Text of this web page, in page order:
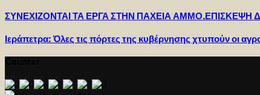
ΣΥΝΕΧΙΖΟΝΤΑΙ ΤΑ ΕΡΓΑ ΣΤΗΝ ΠΑΧΕΙΑ
Ιεράπετρα: Όλες τις πόρτες της κυβέρνησης χτυπούν οι